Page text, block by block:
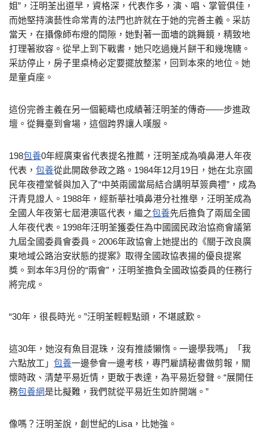
姐”，汪明荃出道早，資格深，代表作多，演、唱、掌管俱佳，
而她堅持演藝性命常青的法門也許就在于她的完善主義。采訪
當天，在攝像師布燈的間隙，她對著一面墻的跳舞鏡，精致地
打理著妝容。從早上到下戰書，她只吃過幾片餅干和幾塊糖。
采訪停止，房子里桌椅必定要擺放整潔，回到本來的地位。她
是童貞座。
這份完善主義在另一個範疇也成績著汪明荃的傳奇——步進政
壇。從舞臺到會場，這個跨界讓人嘆服。
198包養0年經廣東省代表提名推薦，汪明荃成為噴鼻港人年夜
代表， 包養從此開啟參政之路。1984年12月19日，她在北京國
民年夜禮堂餐與加入了“中英兩國當局結合講明草簽典禮”，成為
汗青見證人。1988年，經新華社噴鼻港分社推舉，汪明荃成為
全國人年夜第七屆港澳區代表，繼之包養先后擔負了兩屆全國
人年夜代表。1998年汪明荃獲委任為中國國民政治協商會議第
九屆全國委員會委員。2006年政協會上她提出的《關于改良廣
東地域公路治安狀態的提案》取得全國政協表揚的優良提案
獎。到本年3月份的“兩會”，汪明荃擔負全國政協委員的任務行
將完成。
“30年，很長時光。”汪明荃輕輕點頭，不堪感歎。
這30年，她沒有魚目混珠，沒有推諉懶惰。一邊學我嗎」「我
六點放工」 包養一邊參會一邊考核，專門雇請秘書做剪報，關
懷時政、清楚平易近情，更敢于表達，為平易近發聲。“展開任
務包養網是比擬難，我們就從平易近生如許開端。”
像嗎？汪明荃說，創世紀的Lisa，比她強。